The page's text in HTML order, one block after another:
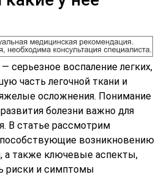
серьезное воспаление легких,
часть легочной ткани и
осложнения. Понимание
болезни важно для
В статье рассмотрим
возникновению
а также ключевые аспекты,
риски и симптомы